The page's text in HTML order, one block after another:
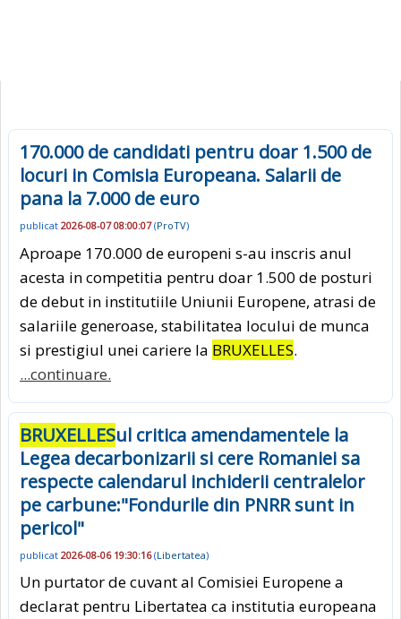
170.000 de candidati pentru doar 1.500 de
locuri in Comisia Europeana. Salarii de
pana la 7.000 de euro
publicat 2026-08-07 08:00:07(ProTV)
Aproape 170.000 de europeni s-au inscris anul
acesta in competitia pentru doar 1.500 de posturi
de debut in institutiile Uniunii Europene, atrasi de
salariile generoase, stabilitatea locului de munca
si prestigiul unei cariere la BRUXELLES.
...continuare.
BRUXELLESul critica amendamentele la
Legea decarbonizarii si cere Romaniei sa
respecte calendarul inchiderii centralelor
pe carbune:"Fondurile din PNRR sunt in
pericol"
publicat 2026-08-06 19:30:16(Libertatea)
Un purtator de cuvant al Comisiei Europene a
declarat pentru Libertatea ca institutia europeana